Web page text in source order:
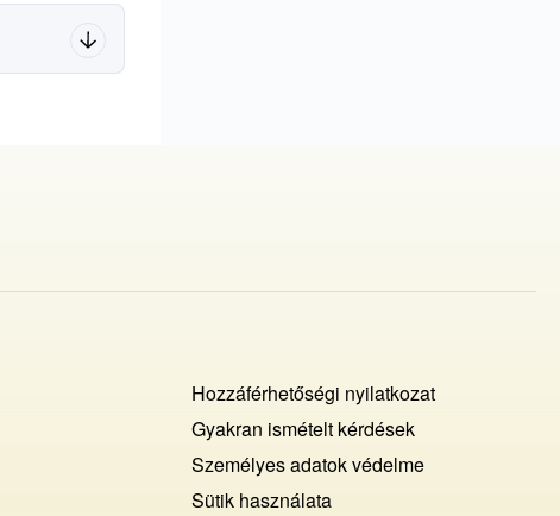
Footer
Cookies
+
Hozzáférhetőségi nyilatkozat
Gyakran ismételt kérdések
Személyes adatok védelme
Sütik használata